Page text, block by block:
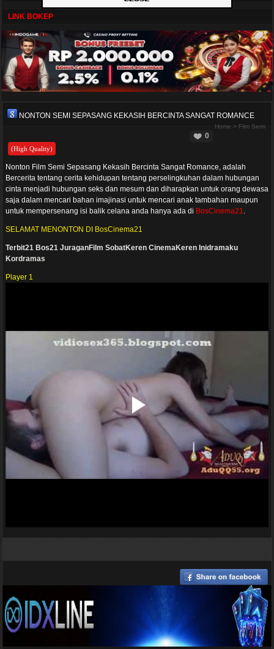
LINK BOKEP
NONTON SEMI SEPASANG KEKASIH BERCINTA SANGAT ROMANCE
Home > Film Semi
0
(High Quality)
Nonton Film Semi Sepasang Kekasih Bercinta Sangat Romance, adalah
Bercerita tentang cerita kehidupan tentang perselingkuhan dalam hubungan
cinta menjadi hubungan seks dan mesum dan diharapkan untuk orang dewasa
saja dalam mencari bahan imajinasi untuk mencari anak tambahan maupun
untuk mempersenang isi balik celana anda hanya ada di BosCinema21.
SELAMAT MENONTON DI BosCinema21
Terbit21 Bos21 JuraganFilm SobatKeren CinemaKeren Inidramaku
Kordramas
Player 1